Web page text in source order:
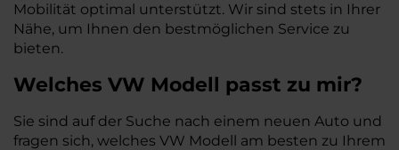
Mobilität optimal unterstützt. Wir sind stets in Ihrer
Nähe, um Ihnen den bestmöglichen Service zu
bieten.
Welches VW Modell passt zu mir?
Sie sind auf der Suche nach einem neuen Auto und
fragen sich, welches VW Modell am besten zu Ihrem